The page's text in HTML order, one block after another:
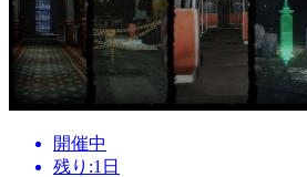
開催中
残り:1日